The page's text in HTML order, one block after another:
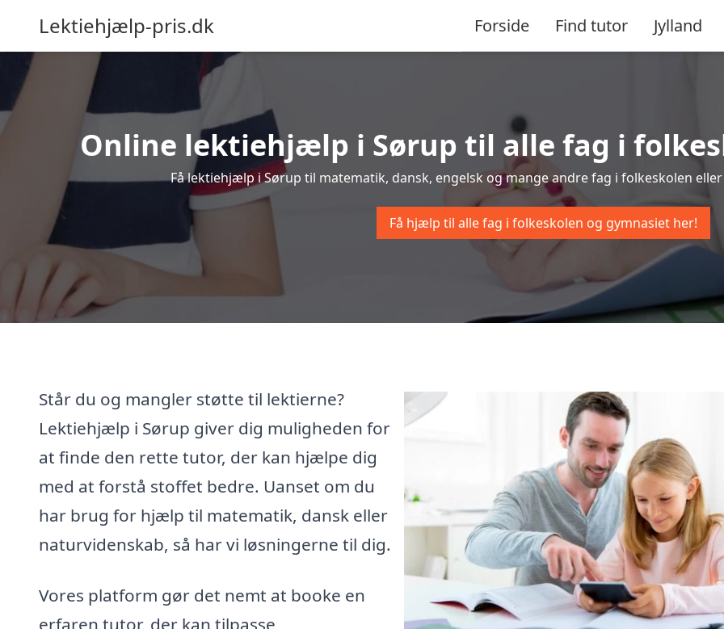
Lektiehjælp-pris.dk Forside Find tutor Jylland
Online lektiehjælp i Sørup til alle fag i
Få lektiehjælp i Sørup til matematik, dansk, engelsk og mange andre fag i folkeskolen
Få hjælp til alle fag i folkeskolen og gymnasiet her!
Står du og mangler støtte til lektierne?
Lektiehjælp i Sørup giver dig muligheden for
at finde den rette tutor, der kan hjælpe dig
med at forstå stoffet bedre. Uanset om du
har brug for hjælp til matematik, dansk eller
naturvidenskab, så har vi løsningerne til dig.
Vores platform gør det nemt at booke en